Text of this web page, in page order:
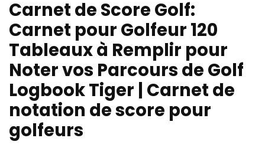
Carnet de Score Golf:
Carnet pour Golfeur 120
Tableaux à Remplir pour
Noter vos Parcours de Golf
Logbook Tiger | Carnet de
notation de score pour
golfeurs